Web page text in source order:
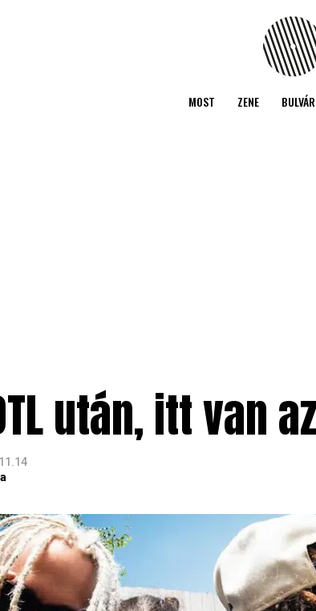
MOST ZENE BULVÁR
után, itt van